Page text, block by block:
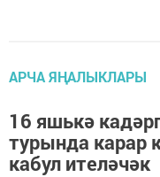
АРЧА ЯҢАЛЫКЛАРЫ
16 яшькә
турында карар
кабул ителәчәк